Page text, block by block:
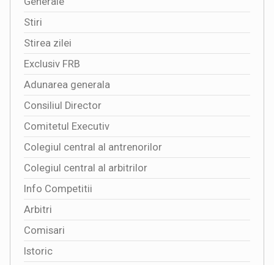
Stiri
Stirea zilei
Exclusiv FRB
Adunarea generala
Consiliul Director
Comitetul Executiv
Colegiul central al antrenorilor
Colegiul central al arbitrilor
Info Competitii
Arbitri
Comisari
Istoric